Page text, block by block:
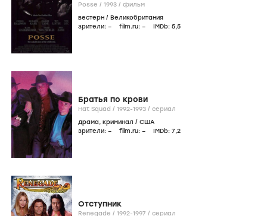
Posse / 1993 / фильм
вестерн / Великобритания
зрители: – film.ru: – IMDb: 5,5
Братья по крови
Hat Squad / 1992-1993 / сериал
драма, криминал / США
зрители: – film.ru: – IMDb: 7,2
Отступник
Renegade / 1992-1997 / сериал